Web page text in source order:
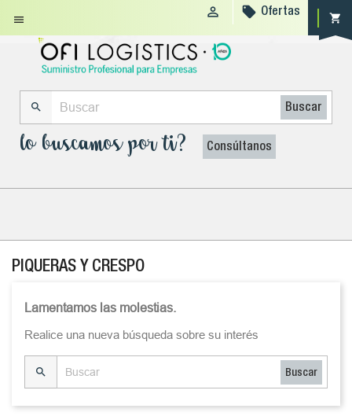
 shopping_cart
  Ofertas
 Buscar
lo buscamos por ti? Consúltanos
PIQUERAS Y CRESPO
Lamentamos las molestias.
Realice una nueva búsqueda sobre su interés
 Buscar